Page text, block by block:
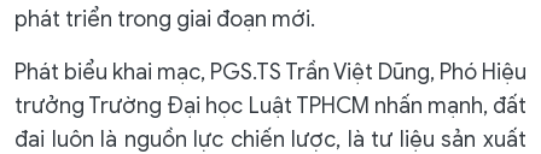
phát triển trong giai đoạn mới.
Phát biểu khai mạc, PGS.TS Trần Việt Dũng, Phó Hiệu
trưởng Trường Đại học Luật TPHCM nhấn mạnh, đất
đai luôn là nguồn lực chiến lược, là tư liệu sản xuất